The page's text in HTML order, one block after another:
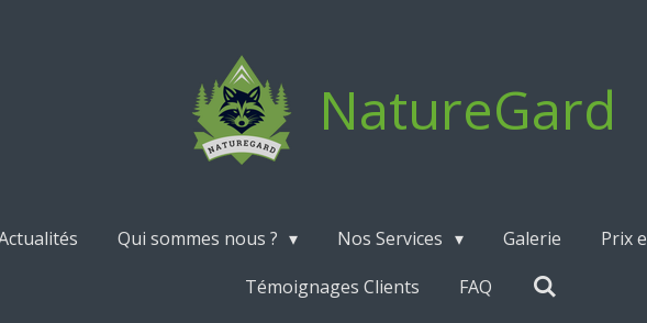
NatureGard
Qui sommes nous ? Nos Services Galerie Prix
Témoignages Clients
FAQ